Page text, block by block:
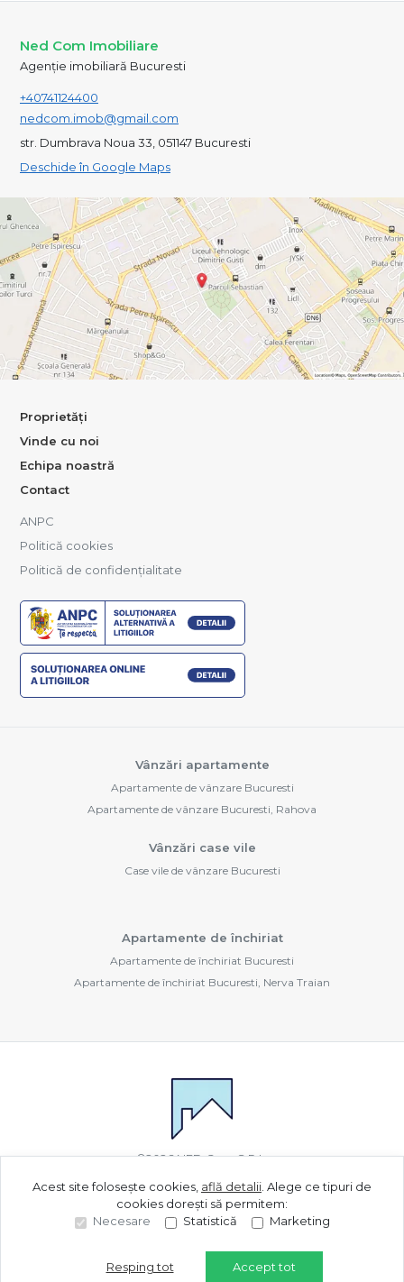
Ned Com Imobiliare
Agenție imobiliară Bucuresti
+40741124400
nedcom.imob@gmail.com
str. Dumbrava Noua 33, 051147 Bucuresti
Deschide în Google Maps
Proprietăți
Vinde cu noi
Echipa noastră
Contact
ANPC
Politică cookies
Politică de confidențialitate
Vânzări apartamente
Apartamente de vânzare Bucuresti
Apartamente de vânzare Bucuresti, Rahova
Vânzări case vile
Case vile de vânzare Bucuresti
Apartamente de închiriat
Apartamente de închiriat Bucuresti
Apartamente de închiriat Bucuresti, Nerva Traian
©2026NED Com S.R.L.
Site creat în
Acest site folosește cookies, află detalii Alege ce tipuri de
cookies dorești să permitem:
Necesare
Statistică Marketing
Resping tot Accept tot